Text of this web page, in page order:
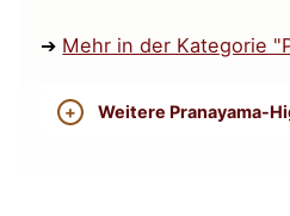
➔ Mehr in der Kategorie
Weitere Pranayama-